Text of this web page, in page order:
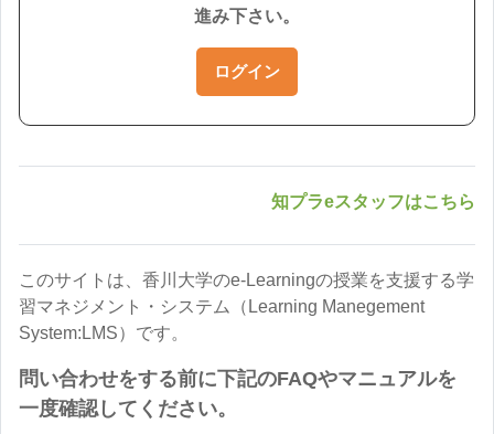
進み下さい。
ログイン
知プラeスタッフはこちら
このサイトは、香川大学のe-Learningの授業を支援する学
習マネジメント・システム（Learning Manegement
System:LMS）です。
問い合わせをする前に下記のFAQやマニュアルを
一度確認してください。